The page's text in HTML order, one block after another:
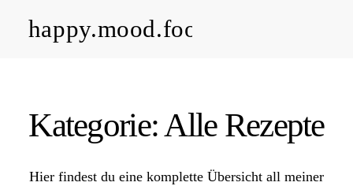
happy.mood.food
Rezepte
Ayurveda
Kategorie: Alle Rezepte
Hier findest du eine komplette Übersicht all meiner